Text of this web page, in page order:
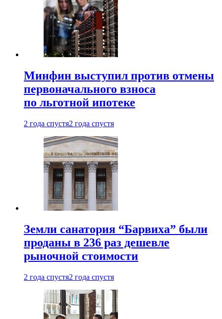
Минфин выступил против отмены
первоначального взноса
по льготной ипотеке
2 года спустя2 года спустя
Земли санатория “Барвиха” были
проданы в 236 раз дешевле
рыночной стоимости
2 года спустя2 года спустя